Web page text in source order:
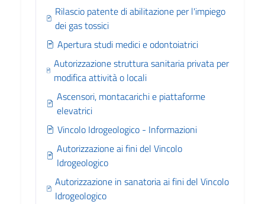
Rilascio patente di abilitazione per l'impiego
dei gas tossici
Apertura studi medici e odontoiatrici
Autorizzazione struttura sanitaria privata per
modifica attività o locali
Ascensori, montacarichi e piattaforme
elevatrici
Vincolo Idrogeologico - Informazioni
Autorizzazione ai fini del Vincolo
Idrogeologico
Autorizzazione in sanatoria ai fini del Vincolo
Idrogeologico